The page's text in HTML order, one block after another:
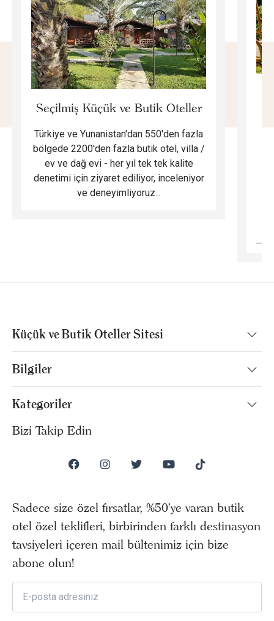
Seçilmiş Küçük ve Butik Oteller
Türkiye ve Yunanistan'dan 550'den fazla
bölgede 2200'den fazla butik otel, villa /
ev ve dağ evi - her yıl tek tek kalite
denetimi için ziyaret ediliyor, inceleniyor
ve deneyimliyoruz...
Küçük ve Butik Oteller Sitesi
Bilgiler
Kategoriler
Bizi Takip Edin
Sadece size özel fırsatlar, %50’ye varan butik
otel özel teklifleri, birbirinden farklı destinasyon
tavsiyeleri içeren mail bültenimiz için bize
abone olun!